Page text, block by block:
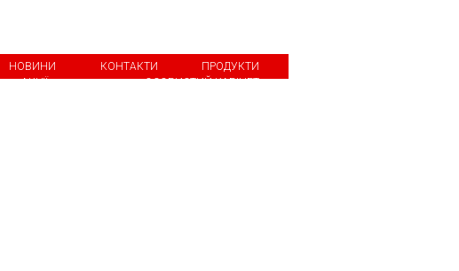
НОВИНИ КОНТАКТИ
ПРОДУКТИ
АКЦІЇ ОСОБИСТИЙ КАБІНЕТ